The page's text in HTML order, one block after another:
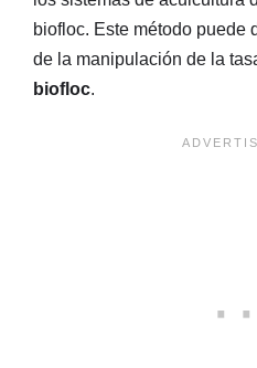
biofloc. Este método puede
de la manipulación de la
biofloc.